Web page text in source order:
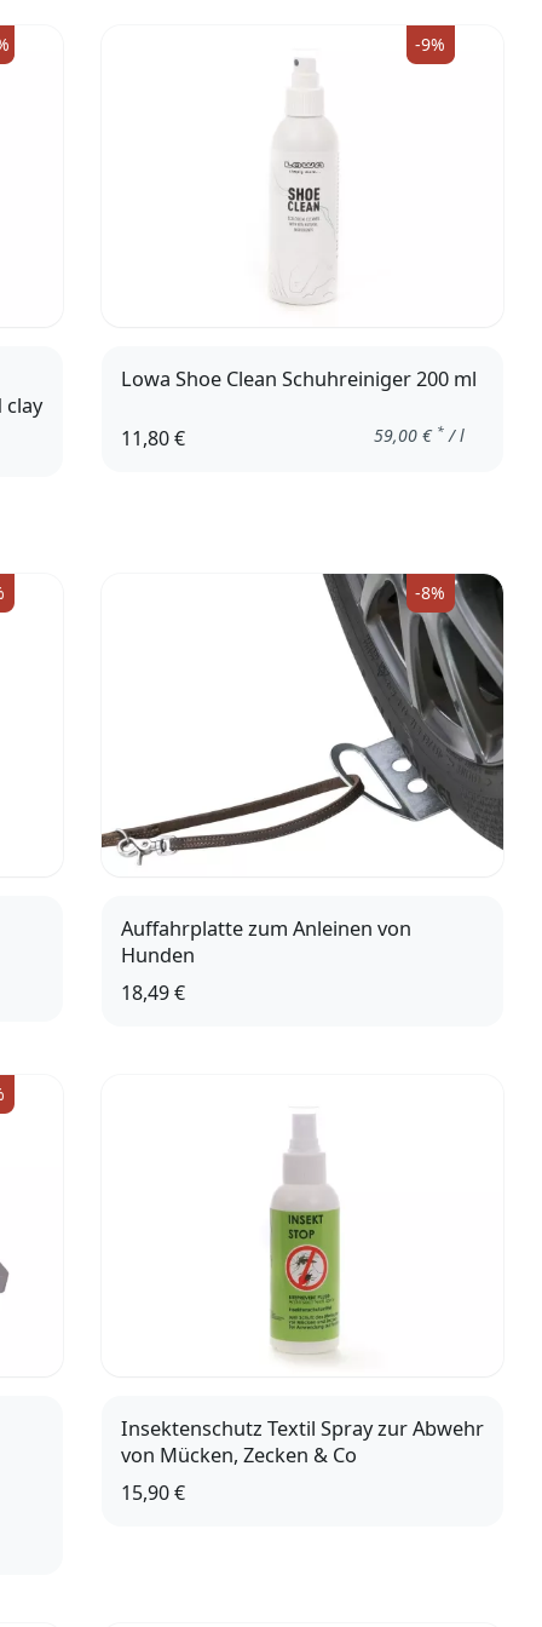
clay
-9%
Lowa Shoe Clean Schuhreiniger 200 ml
11,80 € 59,00€ */ l
-8%
Auffahrplatte zum Anleinen von
Hunden
18,49 €
Insektenschutz Textil Spray zur Abwehr
von Mücken, Zecken & Co
15,90 €